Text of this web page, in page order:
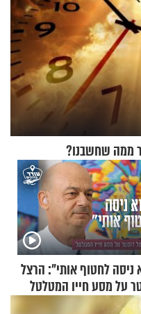
ממה שחשבנו?
ניסה לחטוף אותי": הרצל
על מסע חייו המטלטל